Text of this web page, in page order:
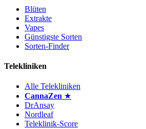
Blüten
Extrakte
Vapes
Günstigste Sorten
Sorten-Finder
Telekliniken
Alle Telekliniken
CannaZen ★
DrAnsay
Nordleaf
Teleklinik-Score